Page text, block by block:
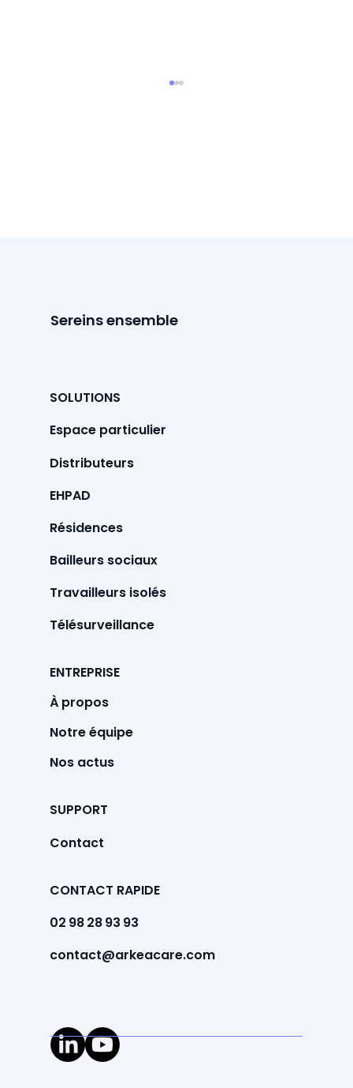
pratiques
Sereins ensemble
SOLUTIONS
Espace particulier
Distributeurs
EHPAD
Résidences
Bailleurs sociaux
Travailleurs isolés
Télésurveillance
ENTREPRISE
À propos
Notre équipe
Nos actus
SUPPORT
Contact
CONTACT RAPIDE
02 98 28 93 93
contact@arkeacare.com